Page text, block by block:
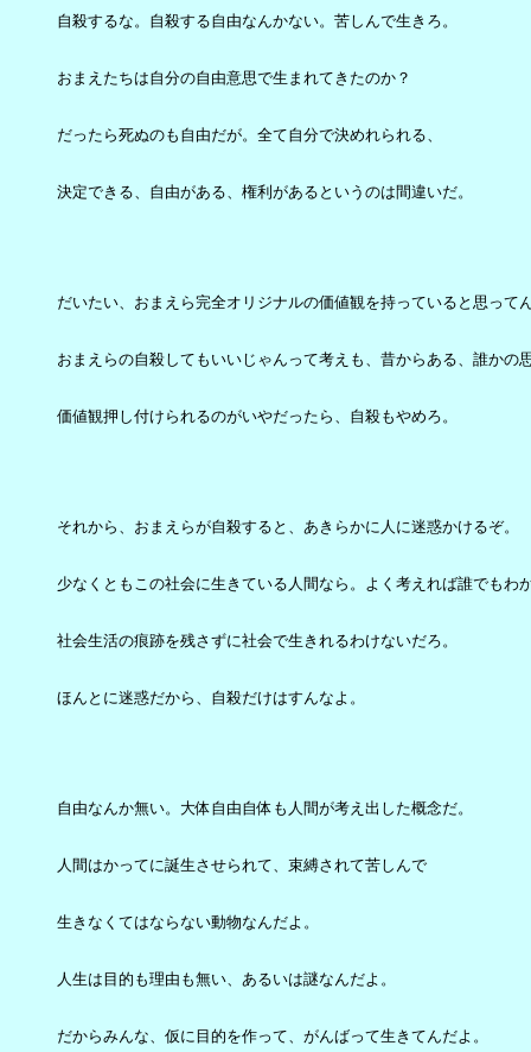
自殺するな。自殺する自由なんかない。苦しんで生きろ。
おまえたちは自分の自由意思で生まれてきたのか？
だったら死ぬのも自由だが。全て自分で決めれられる、
決定できる、自由がある、権利があるというのは間違いだ。
だいたい、おまえら完全オリジナルの価値観を持っていると思って
おまえらの自殺してもいいじゃんって考えも、昔からある、誰かの
価値観押し付けられるのがいやだったら、自殺もやめろ。
それから、おまえらが自殺すると、あきらかに人に迷惑かけるぞ。
少なくともこの社会に生きている人間なら。よく考えれば誰でもわ
社会生活の痕跡を残さずに社会で生きれるわけないだろ。
ほんとに迷惑だから、自殺だけはすんなよ。
自由なんか無い。大体自由自体も人間が考え出した概念だ。
人間はかってに誕生させられて、束縛されて苦しんで
生きなくてはならない動物なんだよ。
人生は目的も理由も無い、あるいは謎なんだよ。
だからみんな、仮に目的を作って、がんばって生きてんだよ。